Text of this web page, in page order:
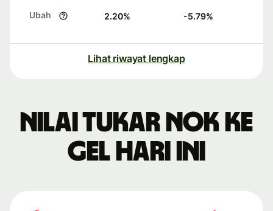
Ubah 2.20% -5.79%
Lihat riwayat lengkap
Nilai tukar NOK ke
GEL hari ini